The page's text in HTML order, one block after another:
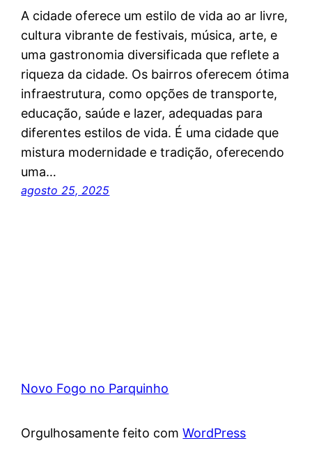
A cidade oferece um estilo de vida ao ar livre,
cultura vibrante de festivais, música, arte, e
uma gastronomia diversificada que reflete a
riqueza da cidade. Os bairros oferecem ótima
infraestrutura, como opções de transporte,
educação, saúde e lazer, adequadas para
diferentes estilos de vida. É uma cidade que
mistura modernidade e tradição, oferecendo
uma…
agosto 25, 2025
Novo Fogo no Parquinho
Orgulhosamente feito comWordPress